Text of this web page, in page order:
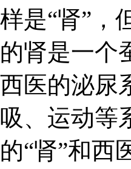
样是“肾”，
的肾是一个
西医的泌尿
吸、运动等
的“肾”和西